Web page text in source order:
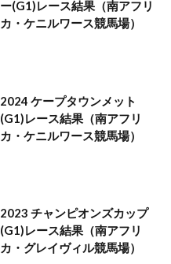
ー(G1)レース結果（南アフリ
カ・ケニルワース競馬場）
2024 ケープタウンメット
(G1)レース結果（南アフリ
カ・ケニルワース競馬場）
2023 チャンピオンズカップ
(G1)レース結果（南アフリ
カ・グレイヴィル競馬場）